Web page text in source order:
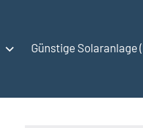
Günstige Solaranlage